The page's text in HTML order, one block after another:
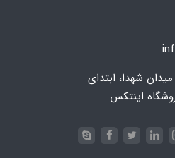
شهدا، ابتدای
اینتکس